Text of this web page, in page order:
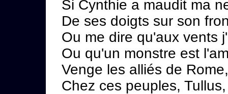
Si Cynthie a maudit ma
De ses doigts sur son
Ou me dire qu'aux vents
Ou qu'un monstre est
Venge les alliés de
Chez ces peuples,